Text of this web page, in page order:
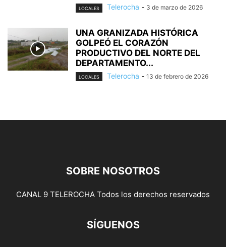
LOCALES Telerocha - 3 de marzo de 2026
UNA GRANIZADA HISTÓRICA
GOLPEÓ EL CORAZÓN
PRODUCTIVO DEL NORTE DEL
DEPARTAMENTO...
LOCALES Telerocha - 13 de febrero de 2026
SOBRE NOSOTROS
CANAL 9 TELEROCHA Todos los derechos reservados
SÍGUENOS